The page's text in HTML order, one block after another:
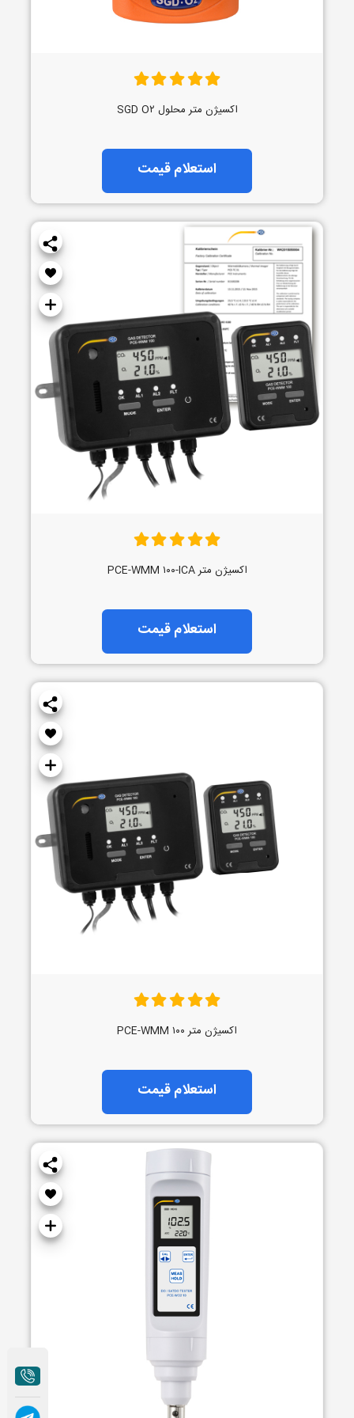
اکسیژن متر محلول SGD O۲
استعلام قیمت
اکسیژن متر PCE-WMM ۱۰۰-ICA
استعلام قیمت
اکسیژن متر PCE-WMM ۱۰۰
استعلام قیمت